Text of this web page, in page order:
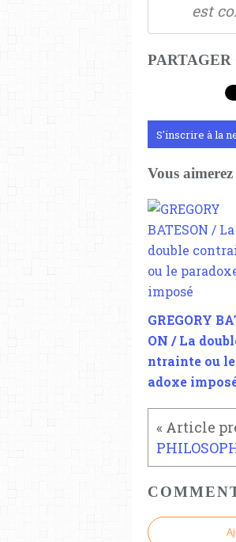
est
S'inscrire à la
Vous aimerez
GREGORY
ON / La
ntrainte ou
adoxe